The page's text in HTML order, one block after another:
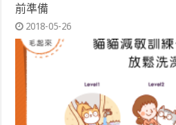
前準備
2018-05-26